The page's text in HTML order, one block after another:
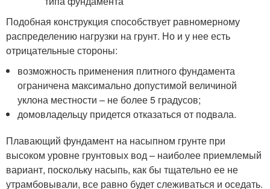
Подобная конструкция способствует равномерному
распределению нагрузки на грунт. Но и у нее есть
отрицательные стороны:
возможность применения плитного фундамента
ограничена максимально допустимой величиной
уклона местности – не более 5 градусов;
домовладельцу придется отказаться от подвала.
Плавающий фундамент на насыпном грунте при
высоком уровне грунтовых вод – наиболее приемлемый
вариант, поскольку насыпь, как бы тщательно ее не
утрамбовывали, все равно будет слеживаться и оседать.